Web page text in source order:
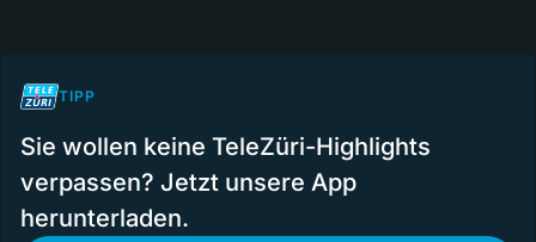
TIPP
Sie wollen keine TeleZüri-Highlights
verpassen? Jetzt unsere App
herunterladen.